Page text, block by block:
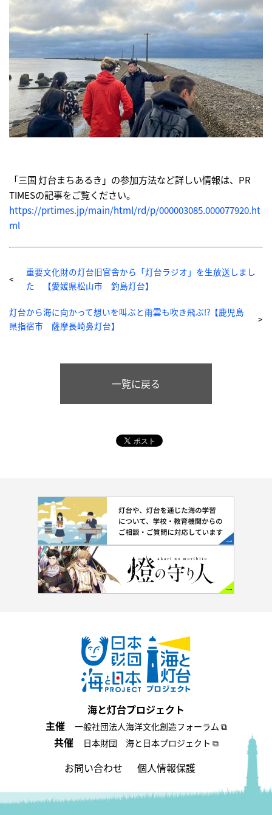
「三国 灯台まちあるき」の参加方法など詳しい情報は、PR
TIMESの記事をご覧ください。
https://prtimes.jp/main/html/rd/p/000003085.000077920.ht
ml
重要文化財の灯台旧官舎から「灯台ラジオ」を生放送しまし
た 【愛媛県松山市 釣島灯台】
灯台から海に向かって想いを叫ぶと雨雲も吹き飛ぶ!?【鹿児島
県指宿市 薩摩長崎鼻灯台】
一覧に戻る
海と灯台プロジェクト
主催
一般社団法人海洋文化創造フォーラム ⧉
共催 日本財団 海と日本プロジェクト ⧉
お問い合わせ 個人情報保護